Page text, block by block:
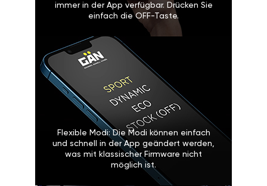
immer in der App verfügbar. Drücken Sie
einfach die OFF-Taste.
Flexible Modi: Die Modi können einfach
und schnell in der App geändert werden,
was mit klassischer Firmware nicht
möglich ist.